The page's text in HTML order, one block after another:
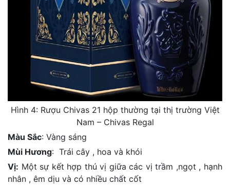
Hình 4: Rượu Chivas 21 hộp thường tại thị trường Việt
Nam – Chivas Regal
Màu Sắc: Vàng sáng
Mùi Hương: Trái cây , hoa và khói
Vị: Một sự kết hợp thú vị giữa các vị trầm ,ngọt , hạnh
nhân , êm dịu và có nhiều chất cốt